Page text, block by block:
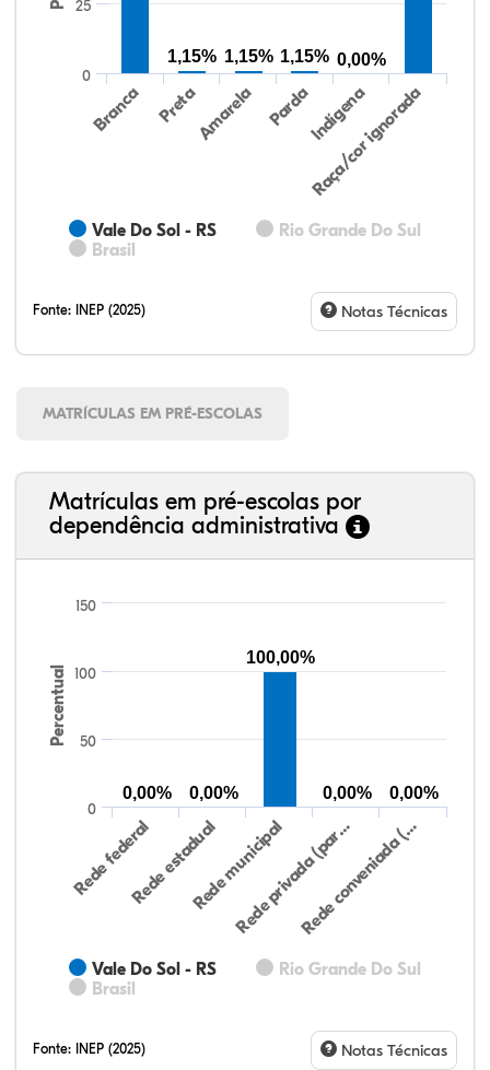
Vale Do Sol - RS
Rio Grande Do Sul
Brasil
Branca PretaAmarela PardaIndígena
Raça/cor ignorada
0
25
1,15% 1,15% 1,15% 0,00%
Fonte: INEP (2025) Notas Técnicas
MATRÍCULAS EM PRÉ-ESCOLAS
Matrículas em pré-escolas por
dependência administrativa
Percentual
Vale Do Sol - RS
Rio Grande Do Sul
Brasil
Rede federalRede estadualRede municipal
Rede privada (par…Rede conveniada (…
0
50
100
150
0,00% 0,00%
100,00%
0,00% 0,00%
Fonte: INEP (2025) Notas Técnicas